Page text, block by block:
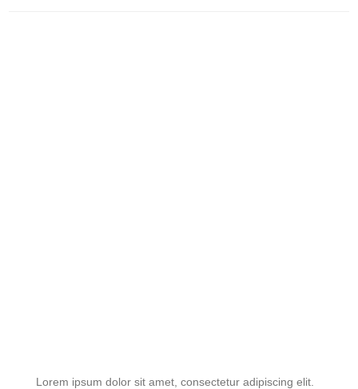
Lorem ipsum dolor sit amet, consectetur adipiscing elit.